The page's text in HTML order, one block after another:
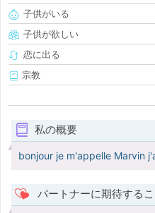
子供がいる
子供が欲しい
恋に出る
宗教
私の概要
bonjour je m'appelle Marvin
パートナーに期待するこ